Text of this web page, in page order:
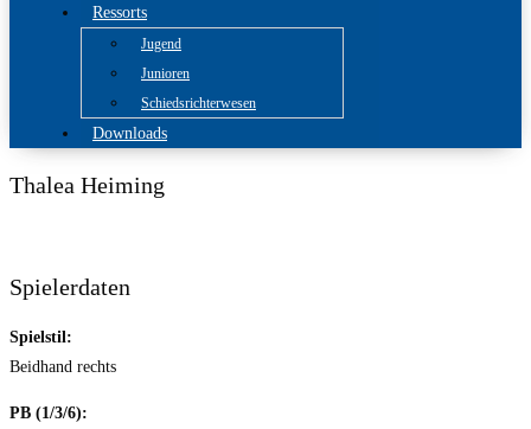
Ressorts
Jugend
Junioren
Schiedsrichterwesen
Downloads
Thalea Heiming
Spielerdaten
Spielstil:
Beidhand rechts
PB (1/3/6):